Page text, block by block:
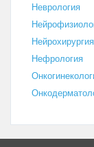
Неврология
Нейрохирургия
Нефрология